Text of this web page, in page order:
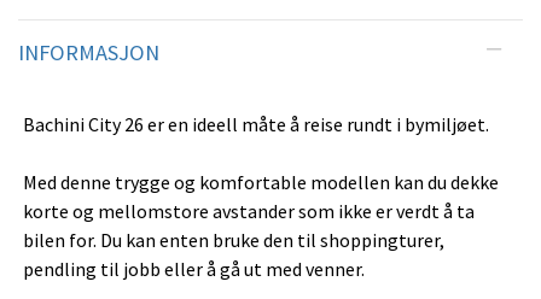
INFORMASJON
Bachini City 26 er en ideell måte å reise rundt i bymiljøet.
Med denne trygge og komfortable modellen kan du dekke
korte og mellomstore avstander som ikke er verdt å ta
bilen for. Du kan enten bruke den til shoppingturer,
pendling til jobb eller å gå ut med venner.